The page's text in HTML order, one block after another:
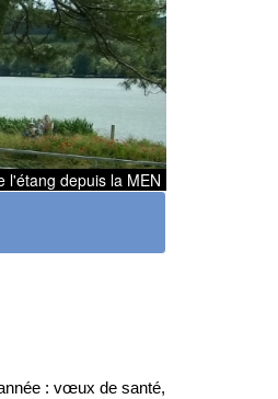
l'étang depuis la MEN
: vœux de santé,